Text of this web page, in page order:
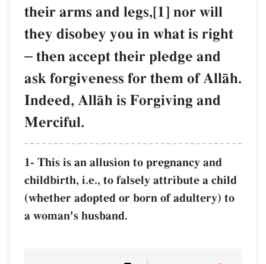
their arms and legs,[1] nor will
they disobey you in what is right
– then accept their pledge and
ask forgiveness for them of AllŒh.
Indeed, AllŒh is Forgiving and
Merciful.
1- This is an allusion to pregnancy and
childbirth, i.e., to falsely attribute a child
(whether adopted or born of adultery) to
a woman's husband.